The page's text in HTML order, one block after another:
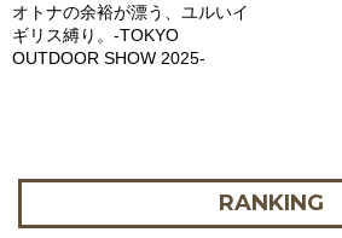
オトナの余裕が漂う、ユルいイ
ギリス縛り。-TOKYO
OUTDOOR SHOW 2025-
RANKING